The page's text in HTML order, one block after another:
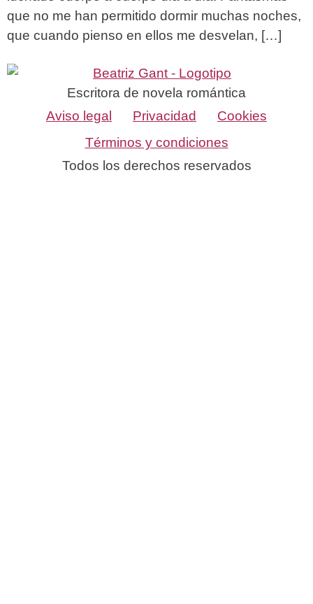
que no me han permitido dormir muchas noches,
que cuando pienso en ellos me desvelan, […]
Escritora de novela romántica
Aviso legal
Privacidad
Cookies
Términos y condiciones
Todos los derechos reservados